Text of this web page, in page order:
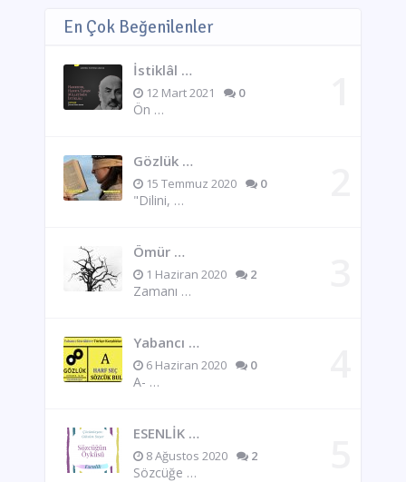
En Çok Beğenilenler
İstiklâl …
12 Mart 2021 0
Ön …
Gözlük …
15 Temmuz 2020 0
"Dilini, …
Ömür …
1 Haziran 2020 2
Zamanı …
Yabancı …
6 Haziran 2020 0
A- …
ESENLİK …
8 Ağustos 2020 2
Sözcüğe …